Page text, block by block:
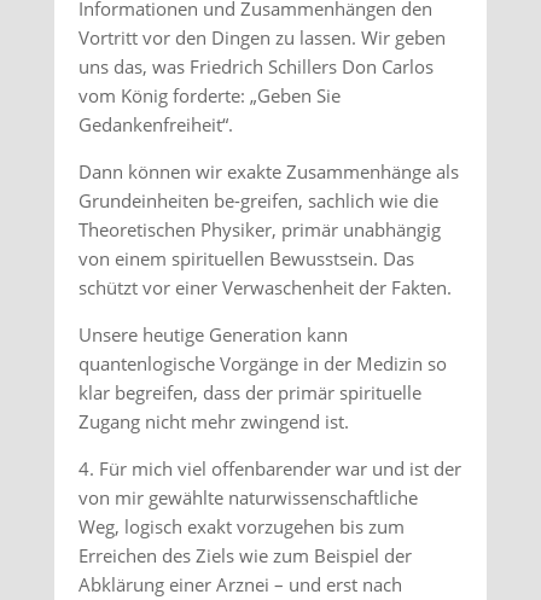
Informationen und Zusammenhängen den
Vortritt vor den Dingen zu lassen. Wir geben
uns das, was Friedrich Schillers Don Carlos
vom König forderte: „Geben Sie
Gedankenfreiheit“.
Dann können wir exakte Zusammenhänge als
Grundeinheiten be-greifen, sachlich wie die
Theoretischen Physiker, primär unabhängig
von einem spirituellen Bewusstsein. Das
schützt vor einer Verwaschenheit der Fakten.
Unsere heutige Generation kann
quantenlogische Vorgänge in der Medizin so
klar begreifen, dass der primär spirituelle
Zugang nicht mehr zwingend ist.
4. Für mich viel offenbarender war und ist der
von mir gewählte naturwissenschaftliche
Weg, logisch exakt vorzugehen bis zum
Erreichen des Ziels wie zum Beispiel der
Abklärung einer Arznei – und erst nach